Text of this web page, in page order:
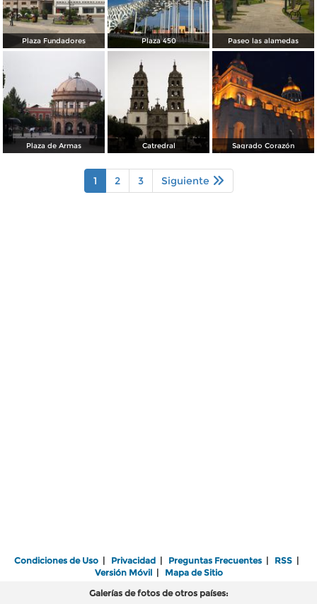
Plaza Fundadores Plaza 450 Paseo las alamedas
Plaza de Armas Catredral Sagrado Corazón
1 2 3 Siguiente
Condiciones de Uso | Privacidad | Preguntas Frecuentes | RSS |
Versión Móvil| Mapa de Sitio
Galerías de fotos de otros países: